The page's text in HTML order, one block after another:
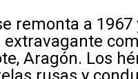
remonta a
extravagante
Aragón. Los